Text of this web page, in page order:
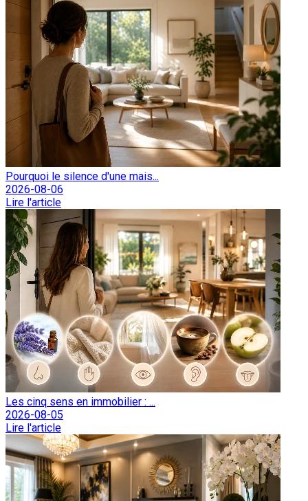
Pourquoi le silence d'une mais...
2026-08-06
Lire l'article
Les cinq sens en immobilier : ...
2026-08-05
Lire l'article